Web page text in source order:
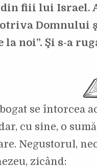
fiii lui Israel.
Domnului
la noi”. Şi s-a
se întorcea
cu sine, o
Negustorul,
zicând: